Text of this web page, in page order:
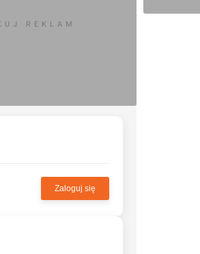
REKLAM
Zaloguj się